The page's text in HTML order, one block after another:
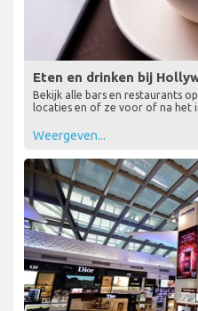
Eten en drinken bij
Bekijk alle bars en restaurants
locaties en of ze voor of na het
Weergeven...